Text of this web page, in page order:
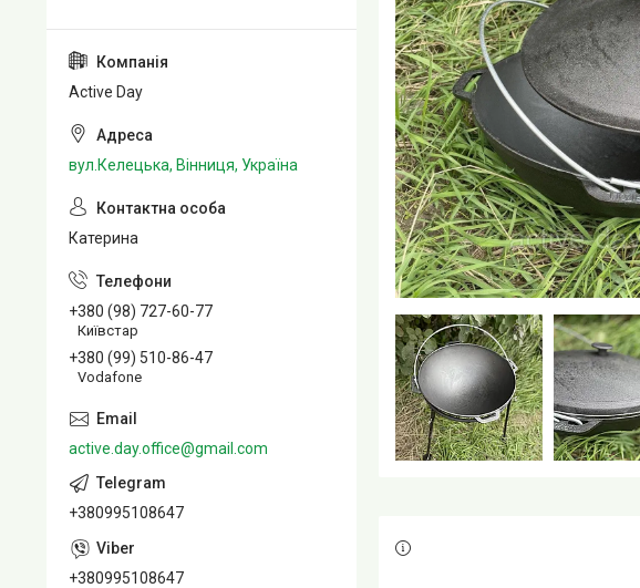
Active Day
вул.Келецька, Вінниця, Україна
Катерина
+380 (98) 727-60-77
Київстар
+380 (99) 510-86-47
Vodafone
active.day.office@gmail.com
+380995108647
+380995108647